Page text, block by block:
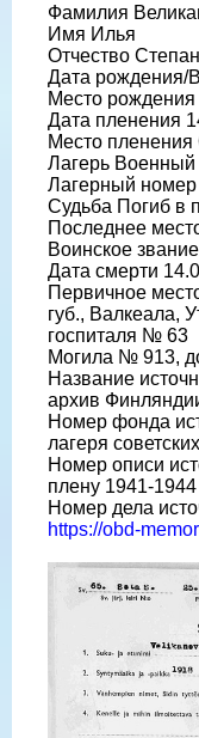
Фамилия
Имя Илья
Отчество
Дата рождения/
Место рождения
Дата пленения
Место
Лагерь Военный
Лагерный
Судьба Погиб в
Последнее
Воинское
Дата смерти
Первичное
губ., Валкеала,
госпиталя № 63
Могила № 913,
Название
архив
Номер фонда
лагеря
Номер описи
плену 1941-1944
Номер дела
https://obd-